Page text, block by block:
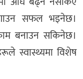
सफल भइनेछ।
बनाउन सकिनेछ।
स्वास्थ्यमा विशेष